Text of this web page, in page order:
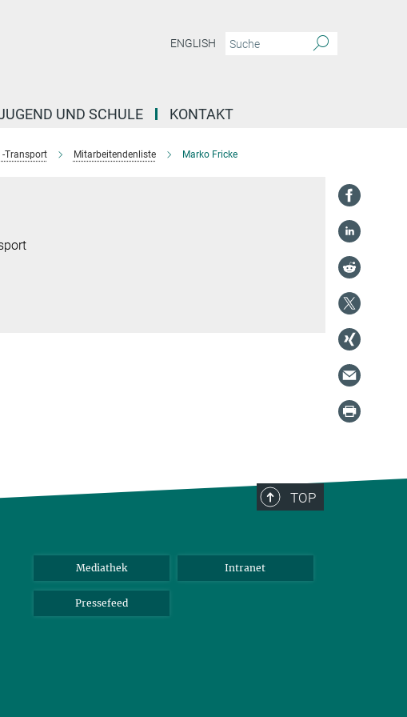
ENGLISH
UND SCHULE KONTAKT
Transport Mitarbeitendenliste Marko Fricke
TOP
Mediathek Intranet
Pressefeed